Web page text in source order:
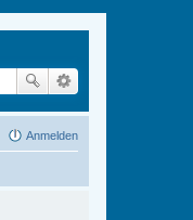
Anmelden